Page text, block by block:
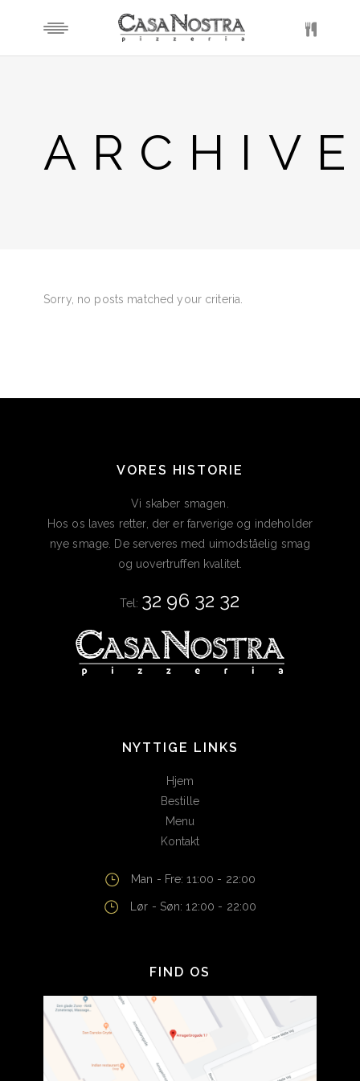
Sorry, no posts matched your criteria.
VORES HISTORIE
Vi skaber smagen.
Hos os laves retter, der er farverige og indeholder
nye smage. De serveres med uimodståelig smag
og uovertruffen kvalitet.
Tel: 32 96 32 32
NYTTIGE LINKS
Hjem
Bestille
Menu
Kontakt
Man - Fre: 11:00 - 22:00
Lør - Søn: 12:00 - 22:00
FIND OS